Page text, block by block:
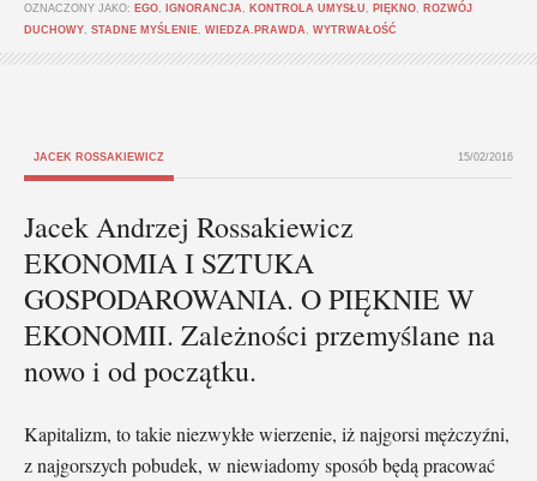
OZNACZONY JAKO: EGO IGNORANCJA KONTROLA UMYSŁU PIĘKNO
ROZWÓJ
DUCHOWY STADNE MYŚLENIE WIEDZA.PRAWDA WYTRWAŁOŚĆ
JACEK ROSSAKIEWICZ 15/02/2016
Jacek Andrzej Rossakiewicz
EKONOMIA I SZTUKA
GOSPODAROWANIA. O PIĘKNIE W
EKONOMII. Zależności przemyślane na
nowo i od początku.
Kapitalizm, to takie niezwykłe wierzenie, iż najgorsi mężczyźni,
z najgorszych pobudek, w niewiadomy sposób będą pracować